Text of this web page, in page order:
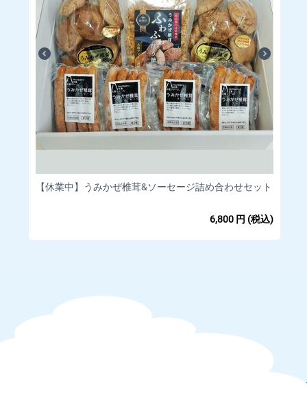
【休業中】うみかぜ椎茸&ソーセージ詰め合わせセット
6,800 円 (税込)